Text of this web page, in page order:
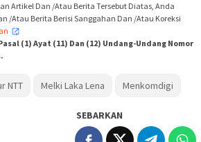
Artikel Dan /Atau Berita Tersebut Diatas, Anda
/Atau Berita Berisi Sanggahan Dan /Atau Koreksi
,
(1) Ayat (11) Dan (12) Undang-Undang Nomor
NTT Melki Laka Lena Menkomdigi
SEBARKAN